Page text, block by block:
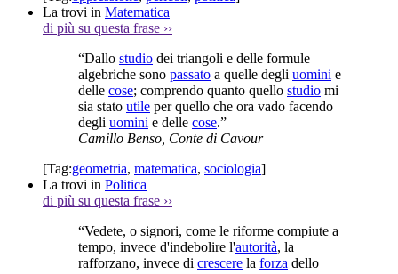
La trovi in Matematica
di più su questa frase ››
“Dallo studio dei triangoli e delle formule
algebriche sono passato a quelle degli uomini e
delle cose; comprendo quanto quello studio mi
sia stato utile per quello che ora vado facendo
degli uomini e delle cose.”
Camillo Benso, Conte di Cavour
[Tag:geometria, matematica, sociologia]
La trovi in Politica
di più su questa frase ››
“Vedete, o signori, come le riforme compiute a
tempo, invece d'indebolire l'autorità, la
rafforzano, invece di crescere la forza dello